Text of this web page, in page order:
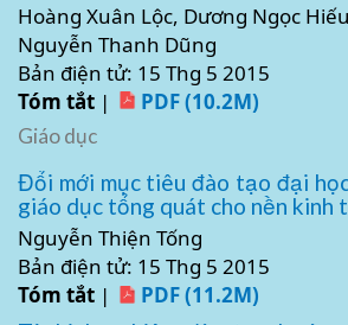
Hoàng Xuân Lộc, Dương Ngọc
Nguyễn Thanh Dũng
Bản điện tử: 15 Thg 5 2015
Tóm tắt | PDF (10.2M)
Giáo dục
Đổi mới mục tiêu đào tạo đại
giáo dục tổng quát cho nền kinh
Nguyễn Thiện Tống
Bản điện tử: 15 Thg 5 2015
Tóm tắt |
PDF (11.2M)